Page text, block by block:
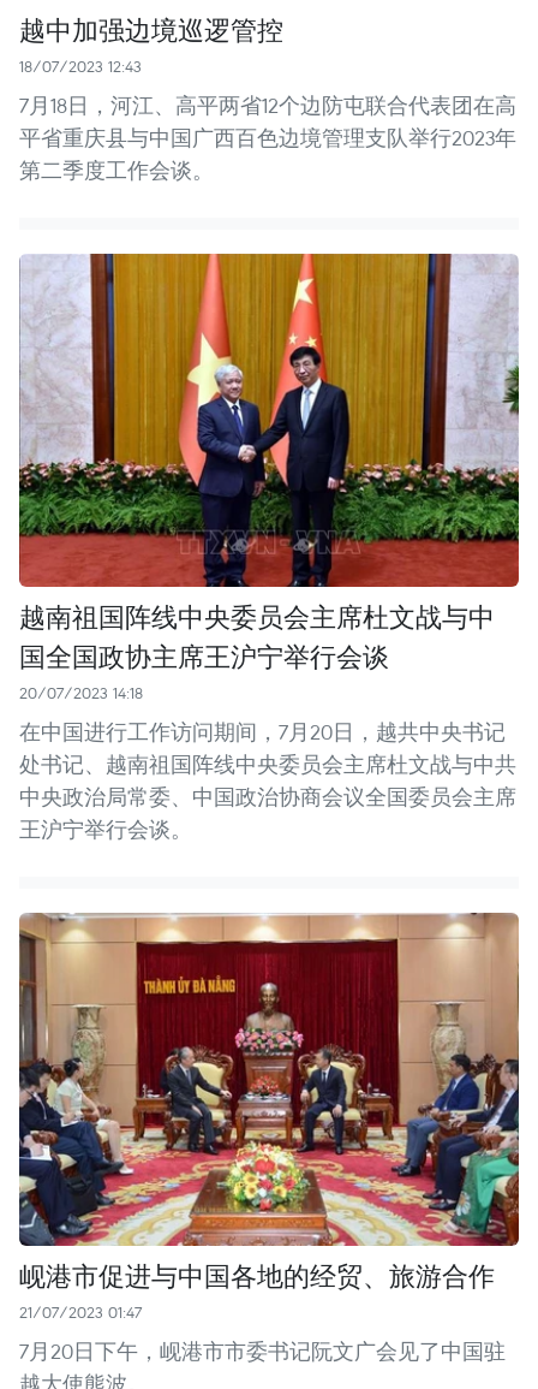
越中加强边境巡逻管控
18/07/2023 12:43
7月18日，河江、高平两省12个边防屯联合代表团在高
平省重庆县与中国广西百色边境管理支队举行2023年
第二季度工作会谈。
越南祖国阵线中央委员会主席杜文战与中
国全国政协主席王沪宁举行会谈
20/07/2023 14:18
在中国进行工作访问期间，7月20日，越共中央书记
处书记、越南祖国阵线中央委员会主席杜文战与中共
中央政治局常委、中国政治协商会议全国委员会主席
王沪宁举行会谈。 ​
岘港市促进与中国各地的经贸、旅游合作
21/07/2023 01:47
7月20日下午，岘港市市委书记阮文广会见了中国驻